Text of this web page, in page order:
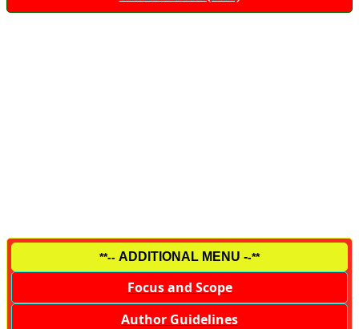
**-- ADDITIONAL MENU --**
Focus and Scope
Author Guidelines